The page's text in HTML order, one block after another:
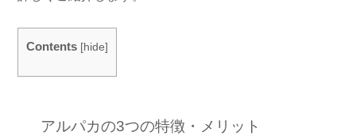
Contents [hide]
アルパカの3つの特徴・メリット